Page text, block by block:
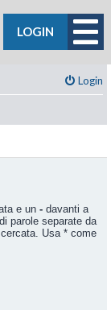
LOGIN
Login
e un - davanti a
parole separate da
Usa * come